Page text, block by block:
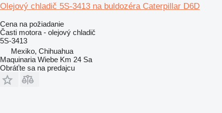
Olejový chladič 5S-3413 na buldozéra Caterpillar D6D
Cena na požiadanie
Časti motora - olejový chladič
5S-3413
Mexiko, Chihuahua
Maquinaria Wiebe Km 24 Sa
Obráťte sa na predajcu